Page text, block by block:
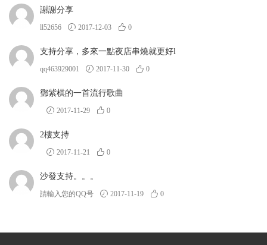
謝謝分享
ll52656 2017-12-03 0
支持分享，多來一點夜店串燒就更好l
qq463929001 2017-11-30 0
鄧紫棋的一首流行歌曲
2017-11-29 0
2樓支持
2017-11-21 0
沙發支持。。。
請輸入您的QQ号 2017-11-19 0